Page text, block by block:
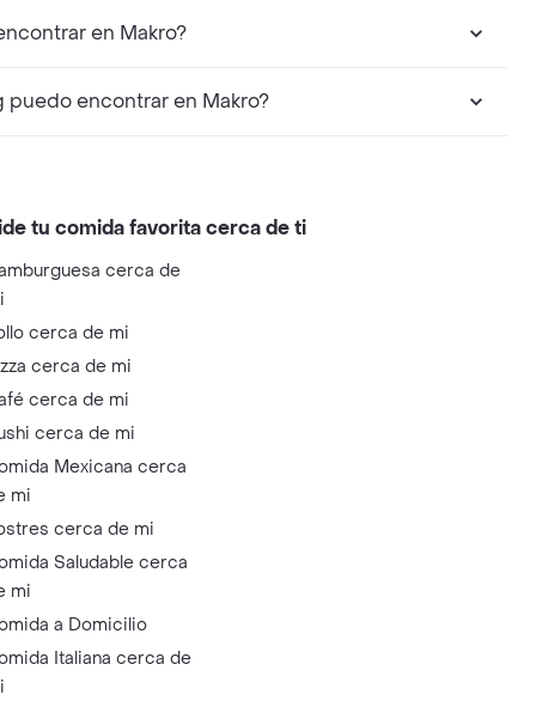
en Makro?
encontrar en Makro?
tu comida favorita cerca de ti
cerca de
cerca de mi
cerca de mi
cerca de mi
cerca de mi
Mexicana cerca
mi
cerca de mi
Saludable cerca
mi
a Domicilio
Italiana cerca de